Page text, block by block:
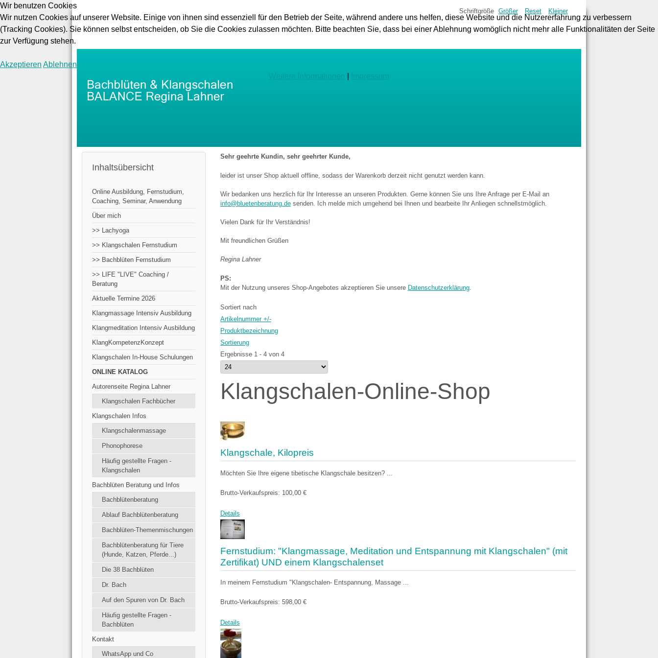
Schriftgröße Größer Reset Kleiner
Inhaltsübersicht
Online Ausbildung, Fernstudium,
Coaching, Seminar, Anwendung
Über mich
>> Lachyoga
>> Klangschalen Fernstudium
>> Bachblüten Fernstudium
>> LIFE "LIVE" Coaching /
Beratung
Aktuelle Termine 2026
Klangmassage Intensiv Ausbildung
Klangmeditation Intensiv Ausbildung
KlangKompetenzKonzept
Klangschalen In-House Schulungen
ONLINE KATALOG
Autorenseite Regina Lahner
Klangschalen Fachbücher
Klangschalen Infos
Klangschalenmassage
Phonophorese
Häufig gestellte Fragen -
Klangschalen
Bachblüten Beratung und Infos
Bachblütenberatung
Ablauf Bachblütenberatung
Bachblüten-Themenmischungen
Bachblütenberatung für Tiere
(Hunde, Katzen, Pferde...)
Die 38 Bachblüten
Dr. Bach
Auf den Spuren von Dr. Bach
Häufig gestellte Fragen -
Bachblüten
Kontakt
WhatsApp und Co
Sehr geehrte Kundin, sehr geehrter Kunde,
leider ist unser Shop aktuell offline, sodass der Warenkorb derzeit nicht genutzt werden kann.
Wir bedanken uns herzlich für Ihr Interesse an unseren Produkten. Gerne können Sie uns Ihre Anfrage per E-Mail an
info@bluetenberatung.desenden. Ich melde mich umgehend bei Ihnen und bearbeite Ihr Anliegen schnellstmöglich.
Vielen Dank für Ihr Verständnis!
Mit freundlichen Grüßen
Regina Lahner
PS:
Mit der Nutzung unseres Shop-Angebotes akzeptieren Sie unsere Datenschutzerklärung.
Sortiert nach
Artikelnummer +/-
Produktbezeichnung
Sortierung
Ergebnisse 1 - 4 von 4
Klangschalen-Online-Shop
Klangschale, Kilopreis
Möchten Sie Ihre eigene tibetische Klangschale besitzen? ...
Brutto-Verkaufspreis: 100,00 €
Details
Fernstudium: "Klangmassage, Meditation und Entspannung mit Klangschalen" (mit
Zertifikat) UND einem Klangschalenset
In meinem Fernstudium "Klangschalen- Entspannung, Massage ...
Brutto-Verkaufspreis: 598,00 €
Details
Wir benutzen Cookies
Wir nutzen Cookies auf unserer Website. Einige von ihnen sind essenziell für den Betrieb der Seite, während andere uns helfen, diese Website und die Nutzererfahrung zu verbessern
(Tracking Cookies). Sie können selbst entscheiden, ob Sie die Cookies zulassen möchten. Bitte beachten Sie, dass bei einer Ablehnung womöglich nicht mehr alle Funktionalitäten der Seite
zur Verfügung stehen.
Akzeptieren Ablehnen
Weitere Informationen
Impressum